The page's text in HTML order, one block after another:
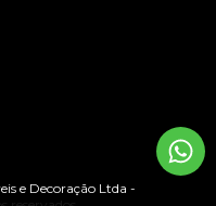
e Decoração Ltda -